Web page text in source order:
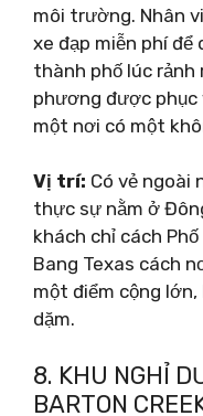
môi trường. Nhân
xe đạp miễn phí để
thành phố lúc rảnh
phương được phục
một nơi có một
Vị trí: Có vẻ ngoài
thực sự nằm ở
khách chỉ cách
Bang Texas cách
một điểm cộng lớn,
dặm.
8. KHU NGHỈ
BARTON